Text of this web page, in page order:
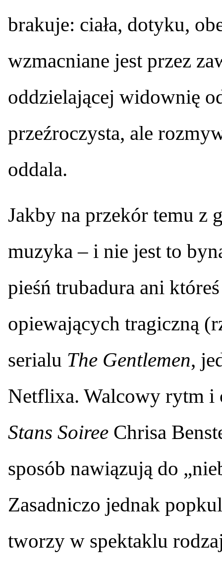
brakuje: ciała, dotyku,
wzmacniane jest przez
oddzielającej widownię
przeźroczysta, ale
oddala.
Jakby na przekór temu z
muzyka – i nie jest to
pieśń trubadura ani
opiewających tragiczną
serialu The Gentlemen,
Netflixa. Walcowy rytm i
Stans Soiree Chrisa
sposób nawiązują do
Zasadniczo jednak
tworzy w spektaklu